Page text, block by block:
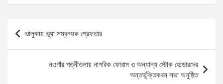
ce
o
se
g
er
at
A
p
p
ar
Post
navigation
ভালুকায় ভুয়া সম্বনয়ক গ্রেফতার
নওগাঁর পত্নীতলায় নাগরিক ফোরাম ও অন্যান্য স্টোক হোল্ডারদের
অন্তর্ভুক্তিকরন সভা অনুষ্ঠিত